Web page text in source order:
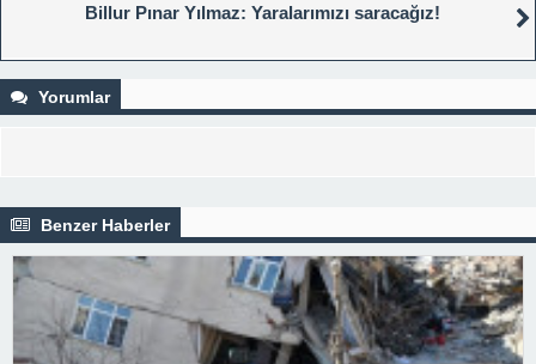
Billur Pınar Yılmaz: Yaralarımızı saracağız!
Yorumlar
Benzer Haberler